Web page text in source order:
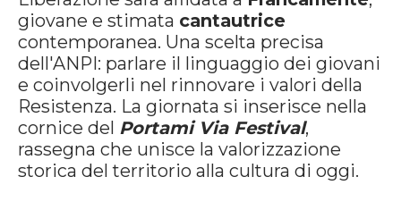
giovane e stimata cantautrice
contemporanea. Una scelta precisa
dell'ANPI: parlare il linguaggio dei giovani
e coinvolgerli nel rinnovare i valori della
Resistenza. La giornata si inserisce nella
cornice del Portami Via Festival,
rassegna che unisce la valorizzazione
storica del territorio alla cultura di oggi.